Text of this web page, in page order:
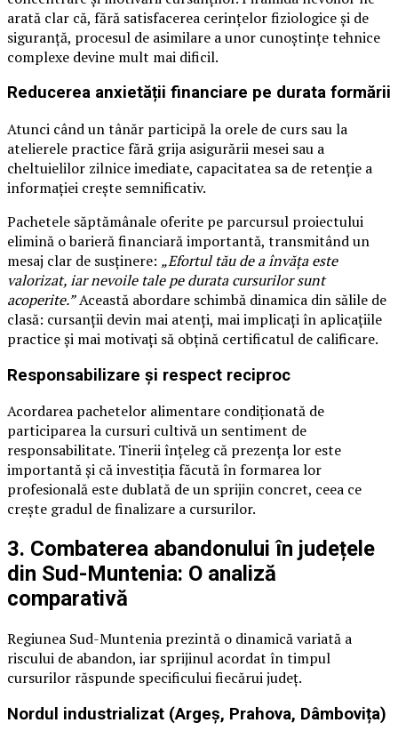
arată clar că, fără satisfacerea cerințelor fiziologice și de
siguranță, procesul de asimilare a unor cunoștințe tehnice
complexe devine mult mai dificil.
Reducerea anxietății financiare pe durata formării
Atunci când un tânăr participă la orele de curs sau la
atelierele practice fără grija asigurării mesei sau a
cheltuielilor zilnice imediate, capacitatea sa de retenție a
informației crește semnificativ.
Pachetele săptămânale oferite pe parcursul proiectului
elimină o barieră financiară importantă, transmitând un
mesaj clar de susținere: „Efortul tău de a învăța este
valorizat, iar nevoile tale pe durata cursurilor sunt
acoperite.”Această abordare schimbă dinamica din sălile de
clasă: cursanții devin mai atenți, mai implicați în aplicațiile
practice și mai motivați să obțină certificatul de calificare.
Responsabilizare și respect reciproc
Acordarea pachetelor alimentare condiționată de
participarea la cursuri cultivă un sentiment de
responsabilitate. Tinerii înțeleg că prezența lor este
importantă și că investiția făcută în formarea lor
profesională este dublată de un sprijin concret, ceea ce
crește gradul de finalizare a cursurilor.
3. Combaterea abandonului în județele
din Sud-Muntenia: O analiză
comparativă
Regiunea Sud-Muntenia prezintă o dinamică variată a
riscului de abandon, iar sprijinul acordat în timpul
cursurilor răspunde specificului fiecărui județ.
Nordul industrializat (Argeș, Prahova, Dâmbovița)